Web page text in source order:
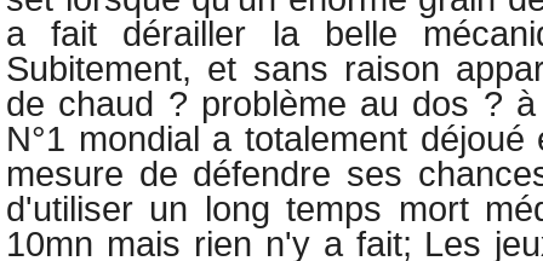
a fait dérailler la belle
Subitement, et sans raison
de chaud ? problème au dos ?
N°1 mondial a totalement
mesure de défendre ses
d'utiliser un long temps mort
10mn mais rien n'y a fait; Les